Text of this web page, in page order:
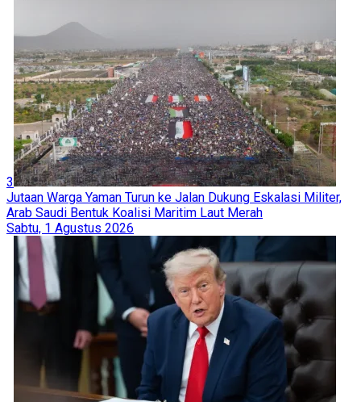
3
Jutaan Warga Yaman Turun ke Jalan Dukung Eskalasi Militer,
Arab Saudi Bentuk Koalisi Maritim Laut Merah
Sabtu, 1 Agustus 2026